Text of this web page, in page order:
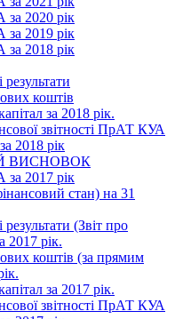
за 2020 рік
за 2019 рік
за 2018 рік
результати
коштів
за 2018 рік.
звітності ПрАТ КУА
2018 рік
ВИСНОВОК
за 2017 рік
стан) на 31
результати (Звіт про
2017 рік.
коштів (за прямим
за 2017 рік.
звітності ПрАТ КУА